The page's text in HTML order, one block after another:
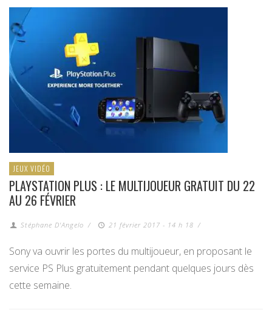
JEUX VIDÉO
PLAYSTATION PLUS : LE MULTIJOUEUR GRATUIT DU 22
AU 26 FÉVRIER
Stéphane D'Angelo / 21 février 2017 - 14 h 18 /
Sony va ouvrir les portes du multijoueur, en proposant le
service PS Plus gratuitement pendant quelques jours dès
cette semaine.